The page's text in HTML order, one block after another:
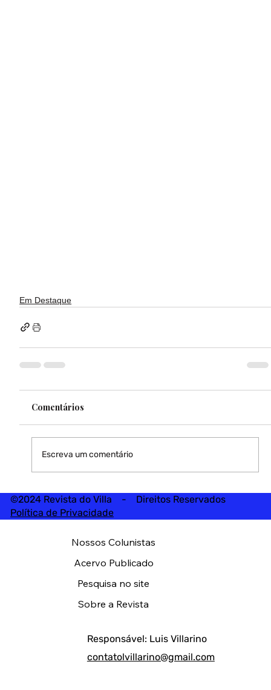
Em Destaque
Comentários
Escreva um comentário
©2024 Revista do Villa - Direitos Reservados
Política de Privacidade
Responsável: Luis Villarino
contatolvillarino@gmail.com
Nossos Colunistas
Acervo Publicado
Pesquisa no site
Sobre a Revista